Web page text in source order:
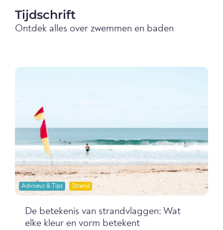
Tijdschrift
Ontdek alles over zwemmen en baden
Adviseur & Tips Strand
De betekenis van strandvlaggen: Wat
elke kleur en vorm betekent